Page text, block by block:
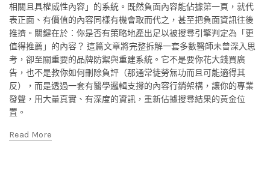
相關且具權威性內容」的系統。既然負面內容能佔據第一頁，就代
表正面、有價值的內容同樣有機會取而代之，甚至把負面資訊往後
推擠。關鍵在於：你是否有策略地產出足以被搜尋引擎判定為「更
值得推薦」的內容？ 這篇文章將完整拆解一套多數醫師未曾深入思
考，卻至關重要的品牌防禦與重建系統。它不是要你花大錢買廣
告，也不是教你如何刪除負評（那通常徒勞無功而且可能適得其
反），而是透過一套有醫學邏輯支撐的內容行銷架構，讓你的專業
發聲，用大量真實、有深度的資訊，重新佔據搜尋結果的黃金位
置。
Read More